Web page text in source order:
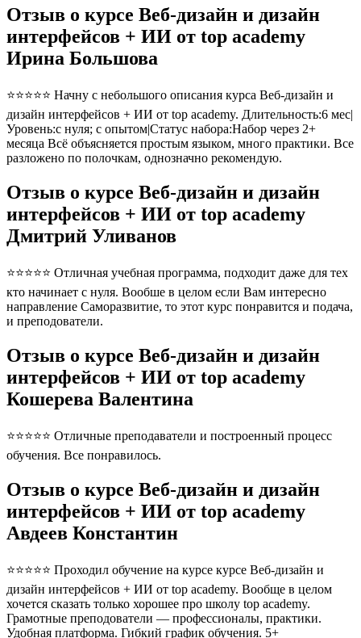
Отзыв о курсе Веб-дизайн и дизайн
интерфейсов + ИИ от top academy
Ирина Большова
⭐⭐⭐⭐⭐ Начну с небольшого описания курса Веб-дизайн и
дизайн интерфейсов + ИИ от top academy. Длительность:6 мес|
Уровень:с нуля; с опытом|Статус набора:Набор через 2+
месяца Всё объясняется простым языком, много практики. Все
разложено по полочкам, однозначно рекомендую.
Отзыв о курсе Веб-дизайн и дизайн
интерфейсов + ИИ от top academy
Дмитрий Уливанов
⭐⭐⭐⭐⭐ Отличная учебная программа, подходит даже для тех
кто начинает с нуля. Вообше в целом если Вам интересно
направление Саморазвитие, то этот курс понравится и подача,
и преподователи.
Отзыв о курсе Веб-дизайн и дизайн
интерфейсов + ИИ от top academy
Кошерева Валентина
⭐⭐⭐⭐⭐ Отличные преподаватели и построенный процесс
обучения. Все понравилось.
Отзыв о курсе Веб-дизайн и дизайн
интерфейсов + ИИ от top academy
Авдеев Константин
⭐⭐⭐⭐⭐ Проходил обучение на курсе курсе Веб-дизайн и
дизайн интерфейсов + ИИ от top academy. Вообще в целом
хочется сказать только хорошее про школу top academy.
Грамотные преподователи — профессионалы, практики.
Удобная платформа. Гибкий график обучения. 5+